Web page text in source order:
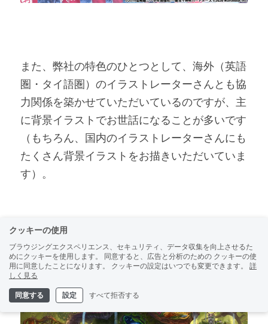
また、弊社の特色のひとつとして、海外（英語
圏・タイ語圏）のイラストレーターさんとも協
力関係を築かせていただいているのですが、主
に背景イラストでお世話になることが多いです
（もちろん、国内のイラストレーターさんにも
たくさん背景イラストをお描きいただいていま
す）。
クッキーの使用
ブラウジングエクスペリエンス、セキュリティ、データ収集を向上させるた
めにクッキーを使用します。 同意すると、広告と分析のための クッキーの使
用に同意したことになります。 クッキーの設定はいつでも変更できます。
詳
しく見る
同意する 設定 すべて拒否する